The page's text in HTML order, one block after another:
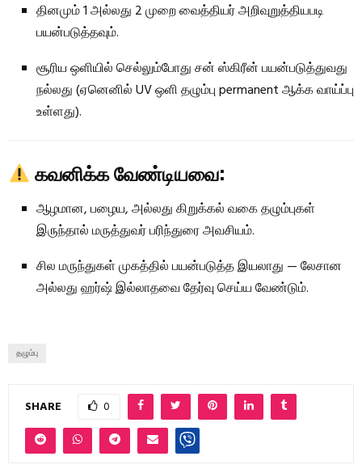
தினமும் 1 அல்லது 2 முறை வைத்தியர் அறிவுறுத்தியபடி
பயன்படுத்தவும்.
சூரிய ஒளியில் செல்லும்போது சன் ஸ்கிரீன் பயன்படுத்துவது
நல்லது (ஏனெனில் UV ஒளி தழும்பு permanent ஆக்க வாய்ப்பு
உள்ளது).
கவனிக்க வேண்டியவை:
ஆழமான, பழைய, அல்லது கிறுக்கல் வகை தழும்புகள்
இருந்தால் மருத்துவர் பரிந்துரை அவசியம்.
சில மருந்துகள் முகத்தில் பயன்படுத்த இயலாது — லேசான
அல்லது ஹர்ஷ் இல்லாதவை தேர்வு செய்ய வேண்டும்.
தழும்பு
SHARE 0